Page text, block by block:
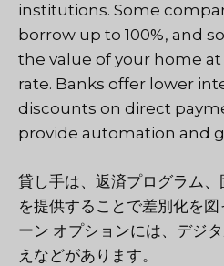
institutions. Some
borrow up to 100%, and
the value of your home
rate. Banks offer lower
discounts on direct
provide automation and
貸し手は、返済プログラム
を提供することで差別化を
ーン オプションには、デジ
えなどがあります。